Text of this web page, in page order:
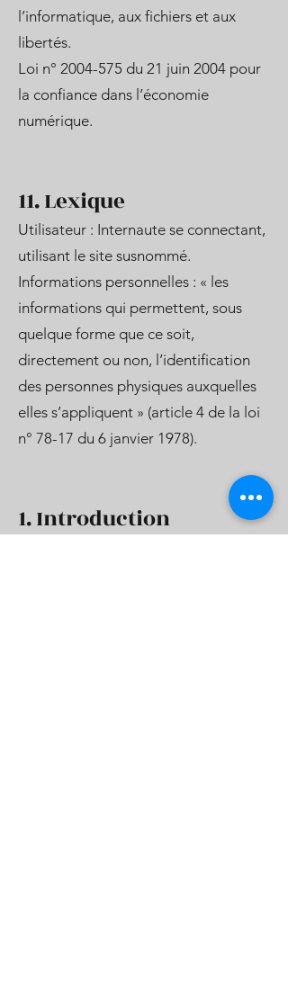
l’informatique, aux fichiers et aux
libertés.
Loi n° 2004-575 du 21 juin 2004 pour
la confiance dans l’économie
numérique.
11. Lexique
Utilisateur : Internaute se connectant,
utilisant le site susnommé.
Informations personnelles : « les
informations qui permettent, sous
quelque forme que ce soit,
directement ou non, l’identification
des personnes physiques auxquelles
elles s’appliquent » (article 4 de la loi
n° 78-17 du 6 janvier 1978).
1. Introduction